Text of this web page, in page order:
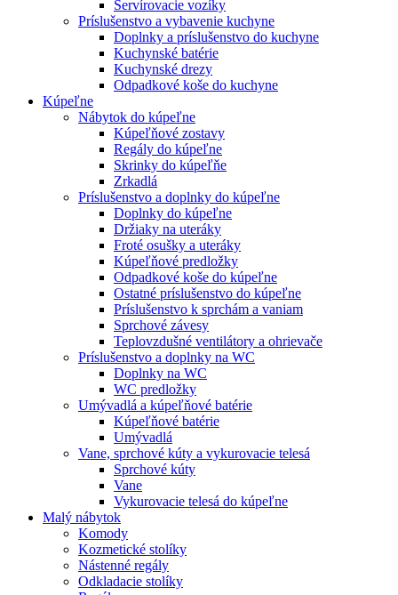
Servírovacie vozíky
Príslušenstvo a vybavenie kuchyne
Doplnky a príslušenstvo do kuchyne
Kuchynské batérie
Kuchynské drezy
Odpadkové koše do kuchyne
Kúpeľne
Nábytok do kúpeľne
Kúpeľňové zostavy
Regály do kúpeľne
Skrinky do kúpeľňe
Zrkadlá
Príslušenstvo a doplnky do kúpeľne
Doplnky do kúpeľne
Držiaky na uteráky
Froté osušky a uteráky
Kúpeľňové predložky
Odpadkové koše do kúpeľne
Ostatné príslušenstvo do kúpeľne
Príslušenstvo k sprchám a vaniam
Sprchové závesy
Teplovzdušné ventilátory a ohrievače
Príslušenstvo a doplnky na WC
Doplnky na WC
WC predložky
Umývadlá a kúpeľňové batérie
Kúpeľňové batérie
Umývadlá
Vane, sprchové kúty a vykurovacie telesá
Sprchové kúty
Vane
Vykurovacie telesá do kúpeľne
Malý nábytok
Komody
Kozmetické stolíky
Nástenné regály
Odkladacie stolíky